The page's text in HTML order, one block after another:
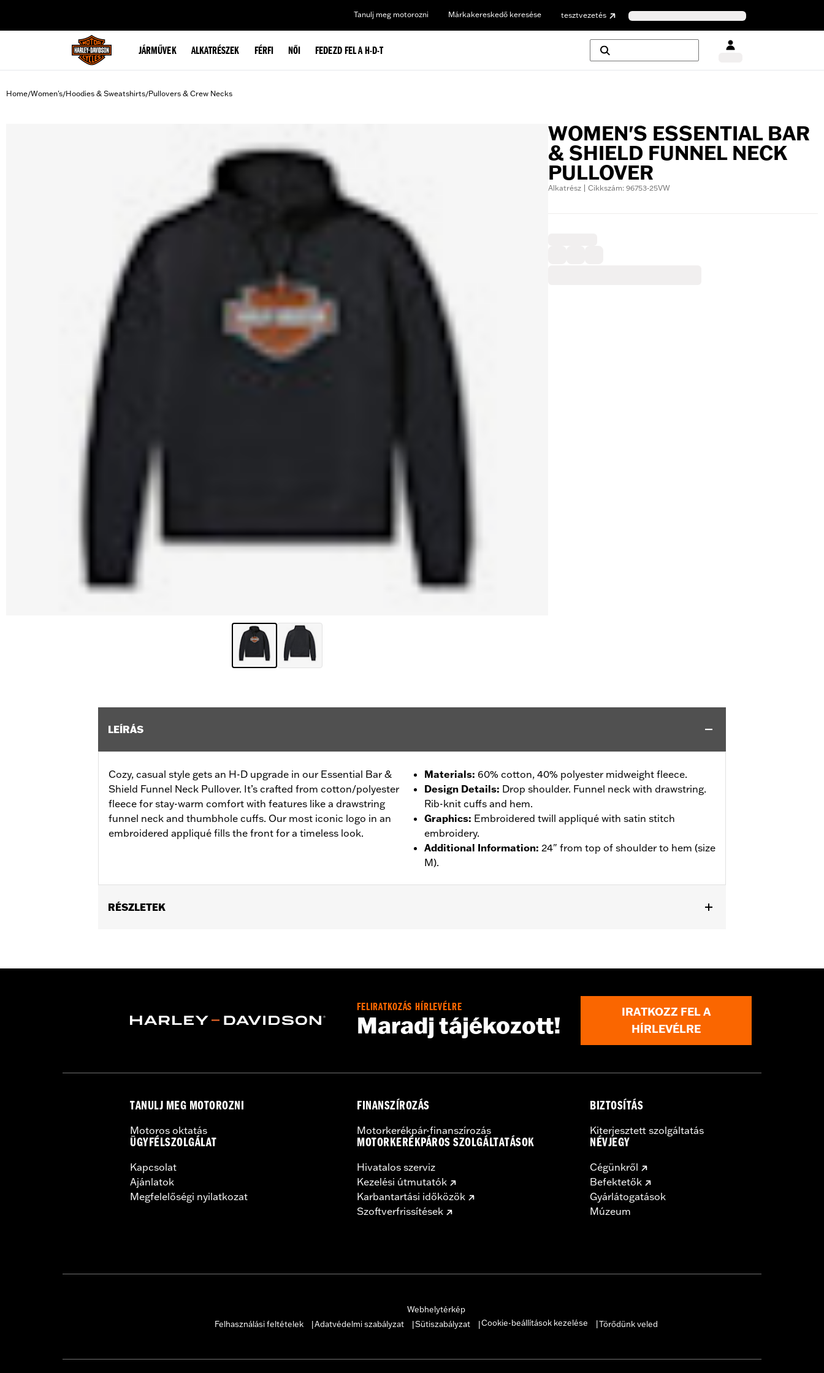
Tanulj meg motorozni Márkakereskedő keresése tesztvezetés
JÁRMŰVEK ALKATRÉSZEK FÉRFI NŐI FEDEZD FEL A H-D-T
Home/Women's/Hoodies & Sweatshirts/Pullovers & Crew Necks
WOMEN'S ESSENTIAL BAR
& SHIELD FUNNEL NECK
PULLOVER
Alkatrész | Cikkszám: 96753-25VW
LEÍRÁS
Cozy, casual style gets an H-D upgrade in our Essential Bar &
Shield Funnel Neck Pullover. It’s crafted from cotton/polyester
fleece for stay-warm comfort with features like a drawstring
funnel neck and thumbhole cuffs. Our most iconic logo in an
embroidered appliqué fills the front for a timeless look.
Materials: 60% cotton, 40% polyester midweight fleece.
Design Details: Drop shoulder. Funnel neck with drawstring.
Rib-knit cuffs and hem.
Graphics: Embroidered twill appliqué with satin stitch
embroidery.
Additional Information: 24" from top of shoulder to hem (size
M).
RÉSZLETEK
Origin:Imported
FELIRATKOZÁS HÍRLEVÉLRE
Maradj tájékozott!
IRATKOZZ FEL A
HÍRLEVÉLRE
TANULJ MEG MOTOROZNI
Motoros oktatás
ÜGYFÉLSZOLGÁLAT
Kapcsolat
Ajánlatok
Megfelelőségi nyilatkozat
FINANSZÍROZÁS
Motorkerékpár-finanszírozás
MOTORKERÉKPÁROS SZOLGÁLTATÁSOK
Hivatalos szerviz
Kezelési útmutatók
Karbantartási időközök
Szoftverfrissítések
BIZTOSÍTÁS
Kiterjesztett szolgáltatás
NÉVJEGY
Cégünkről
Befektetők
Gyárlátogatások
Múzeum
Webhelytérkép
Felhasználási feltételek
Adatvédelmi szabályzat Sütiszabályzat Cookie-beállítások kezelése Törődünk veled